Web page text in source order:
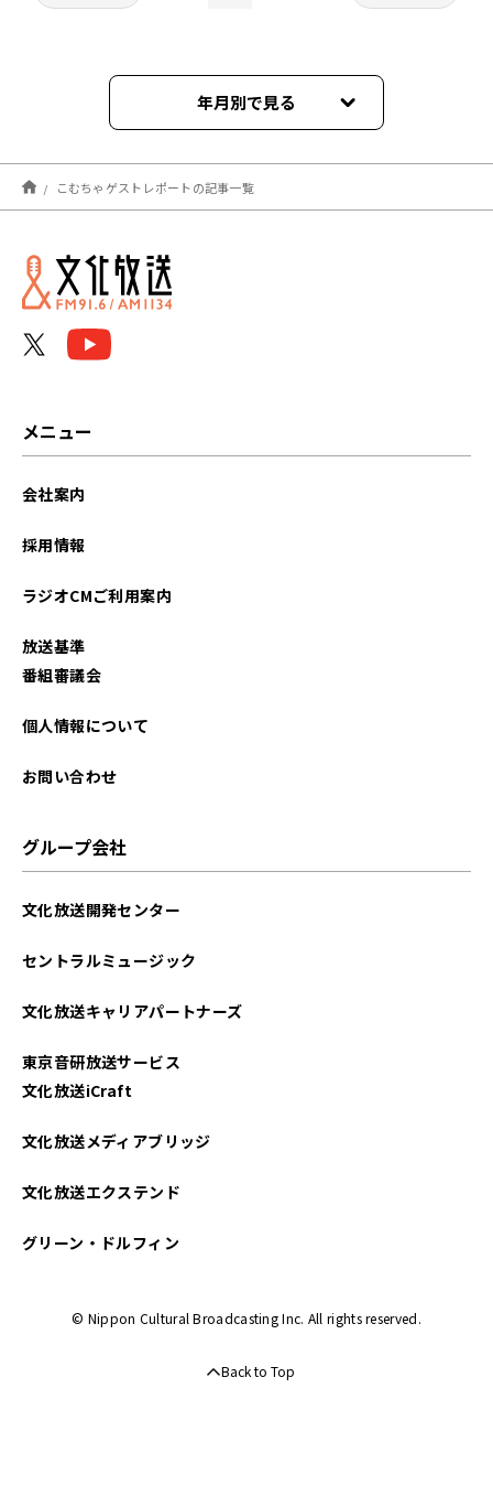
年月別で見る
2023年03月
2023年02月
2023年01月
2022年04月
2022年01月
2021年08月
2021年07月
2021年06月
こむちゃゲストレポートの記事一覧
メニュー
会社案内
採用情報
ラジオCMご利用案内
放送基準
番組審議会
個人情報について
お問い合わせ
グループ会社
文化放送開発センター
セントラルミュージック
文化放送キャリアパートナーズ
東京音研放送サービス
文化放送iCraft
文化放送メディアブリッジ
文化放送エクステンド
グリーン・ドルフィン
© Nippon Cultural Broadcasting Inc. All rights reserved.
Back to Top